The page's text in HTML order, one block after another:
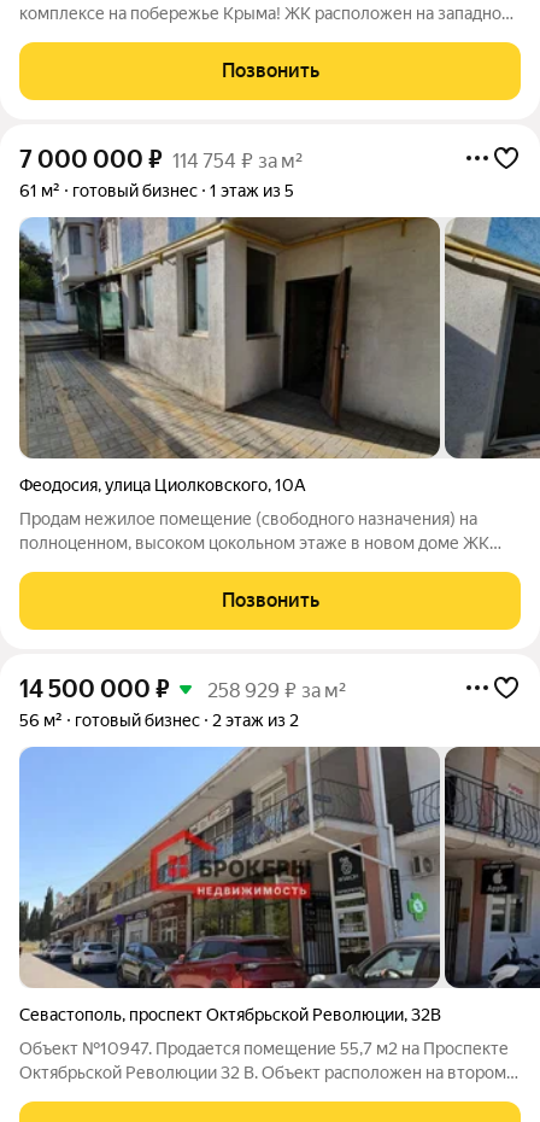
комплексе на побережье Крыма! ЖК расположен на западном
востребованное на сегодняшний день место, где будет
реализовываться новый курорт "Золотые пески",
Позвонить
7 000 000 ₽ 114 754 ₽ за м²
61 м² готовый бизнес 1 этаж из 5
Феодосия,улица Циолковского,10А
Продам нежилое помещение (свободного назначения) на
полноценном, высоком цокольном этаже в новом доме ЖК
на ул. Циолковского 10-А. Помещение с удобной планировкой:
изолированные комнаты,
Позвонить
14 500 000 ₽ 258 929 ₽ за м²
56 м² готовый бизнес 2 этаж из 2
Севастополь, проспект Октябрьской Революции,32В
Объект №10947. Продается помещение 55,7 м2 на Проспекте
Октябрьской Революции 32 В. Объект расположен на втором